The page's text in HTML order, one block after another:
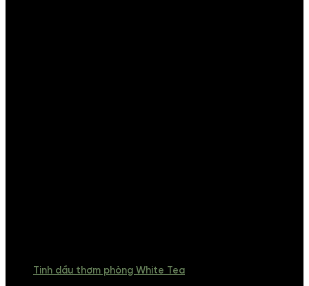
Tinh dầu thơm phòng White Tea